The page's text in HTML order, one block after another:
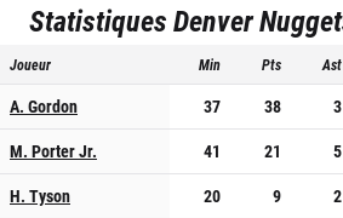
StatistiquesDenver
Joueur Min Pts Ast
A. Gordon 37 38 3
M. Porter Jr.
41 21 5
H. Tyson
20 9 2